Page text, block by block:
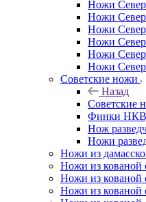
Ножи
Ножи
Ножи
Ножи
Ножи
Ножи
Советские ножи
Назад
Советские
Финки
Нож
Ножи
Ножи из
Ножи из кованой
Ножи из кованой
Ножи из кованой